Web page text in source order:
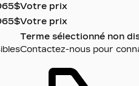
$
$
Votre prix
Votre prix
Terme sélectionné non
Contactez-nous pour